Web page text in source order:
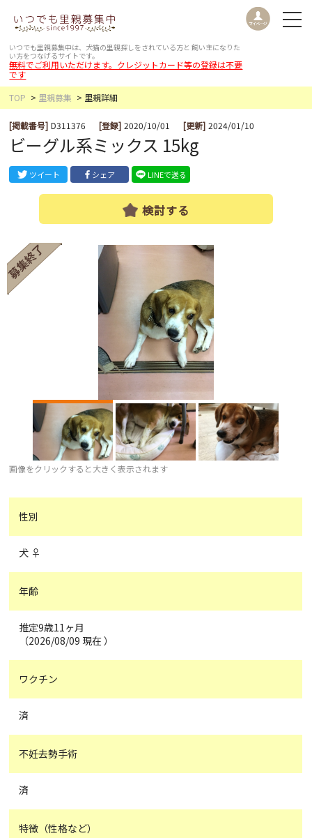
いつでも里親募集中は、犬猫の里親探しをされている方と 飼い主になりた
い方をつなげるサイトです。
無料でご利用いただけます。クレジットカード等の登録は不要
です
TOP
里親募集 里親詳細
[掲載番号] D311376 [登録] 2020/10/01 [更新] 2024/01/10
ビーグル系ミックス 15kg
ツイート シェア LINEで送る
検討する
画像をクリックすると大きく表示されます
性別
犬 ♀
年齢
推定9歳11ヶ月
（2026/08/09 現在 ）
ワクチン
済
不妊去勢手術
済
特徴（性格など）